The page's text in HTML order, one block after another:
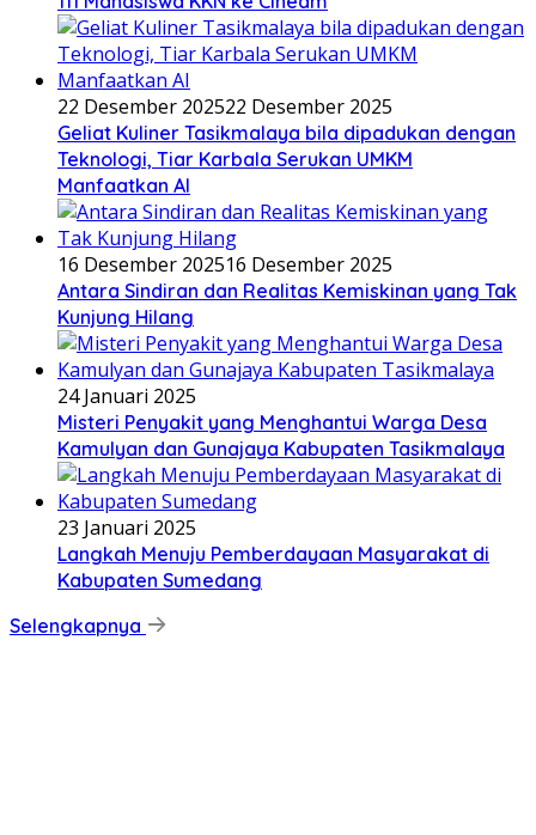
22 Desember 202522 Desember 2025
Geliat Kuliner Tasikmalaya bila dipadukan dengan
Teknologi, Tiar Karbala Serukan UMKM
Manfaatkan AI
16 Desember 202516 Desember 2025
Antara Sindiran dan Realitas Kemiskinan yang Tak
Kunjung Hilang
24 Januari 2025
Misteri Penyakit yang Menghantui Warga Desa
Kamulyan dan Gunajaya Kabupaten Tasikmalaya
23 Januari 2025
Langkah Menuju Pemberdayaan Masyarakat di
Kabupaten Sumedang
Selengkapnya